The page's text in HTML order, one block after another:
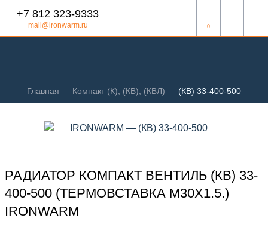
+7 812 323-9333
mail@ironwarm.ru 0
Главная — Компакт (К), (КВ), (КВЛ) — (КВ) 33-400-500
РАДИАТОР КОМПАКТ ВЕНТИЛЬ (КВ) 33-
400-500 (ТЕРМОВСТАВКА М30Х1.5.)
IRONWARM